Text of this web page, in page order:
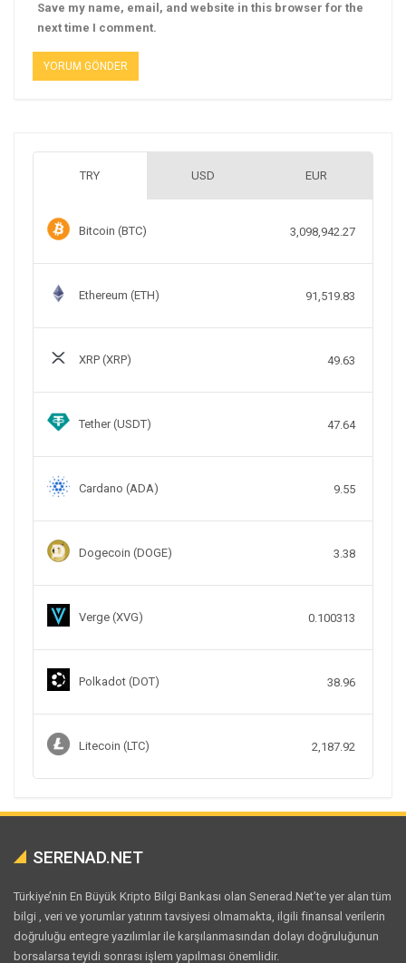
Save my name, email, and website in this browser for the
next time I comment.
TRY USD EUR
Bitcoin (BTC) 3,098,942.27
Ethereum (ETH) 91,519.83
XRP (XRP) 49.63
Tether (USDT) 47.64
Cardano (ADA) 9.55
Dogecoin (DOGE) 3.38
Verge (XVG) 0.100313
Polkadot (DOT) 38.96
Litecoin (LTC) 2,187.92
SERENAD.NET
Türkiye’nin En Büyük Kripto Bilgi Bankası olan Senerad.Net’te yer alan tüm
bilgi , veri ve yorumlar yatırım tavsiyesi olmamakta, ilgili finansal verilerin
doğruluğu entegre yazılımlar ile karşılanmasından dolayı doğruluğunun
borsalarsa teyidi sonrası işlem yapılması önemlidir.